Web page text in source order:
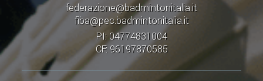
federazione@badmintonitalia.it
fiba@pec.badmintonitalia.it
PI: 04774831004
CF: 96197870585
REGOLAMENTI
GARE
STAFF TECNICO
CLASSIFICHE 2016-2023